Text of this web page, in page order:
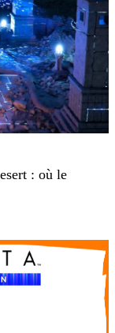
: où le